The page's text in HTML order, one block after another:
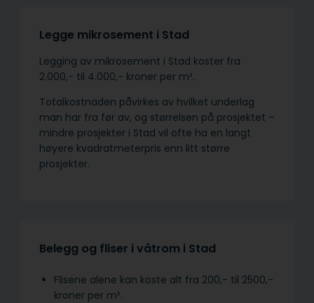
Legge mikrosement i Stad
Legging av mikrosement i Stad koster fra
2.000,- til 4.000,- kroner per m².
Totalkostnaden påvirkes av hvilket underlag
man har fra før av, og størrelsen på prosjektet –
mindre prosjekter i Stad vil ofte ha en langt
høyere kvadratmeterpris enn litt større
prosjekter.
Belegg og fliser i våtrom i Stad
Flisene alene kan koste alt fra 200,- til 2500,-
kroner per m².